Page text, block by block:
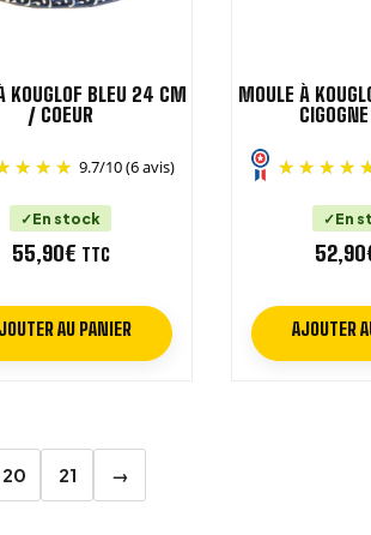
KOUGLOF BLEU 24 CM
/ COEUR
9.7/10(6 avis)
En stock
55,90€ TTC
AU PANIER
MOULE À
En
52,90
AJOUTER
20 21 →